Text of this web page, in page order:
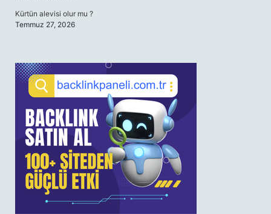
Kürtün alevisi olur mu ?
Temmuz 27, 2026